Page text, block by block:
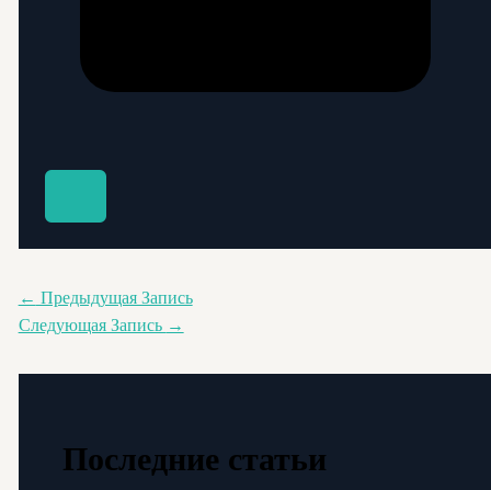
← Предыдущая Запись
Следующая Запись →
Последние статьи